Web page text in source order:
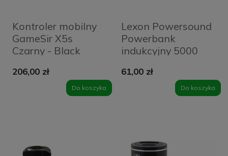
Kontroler mobilny
GameSir X5s
Czarny - Black
206,00 zł
Do koszyka
Lexon Powersound
Powerbank
indukcyjny 5000
bluetooth
czarny/black
61,00 zł
Do koszyka